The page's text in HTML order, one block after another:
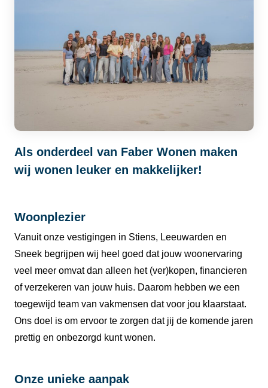
Als onderdeel van Faber Wonen maken
wij wonen leuker en makkelijker!
Woonplezier
Vanuit onze vestigingen in Stiens, Leeuwarden en
Sneek begrijpen wij heel goed dat jouw woonervaring
veel meer omvat dan alleen het (ver)kopen, financieren
of verzekeren van jouw huis. Daarom hebben we een
toegewijd team van vakmensen dat voor jou klaarstaat.
Ons doel is om ervoor te zorgen dat jij de komende jaren
prettig en onbezorgd kunt wonen.
Onze unieke aanpak